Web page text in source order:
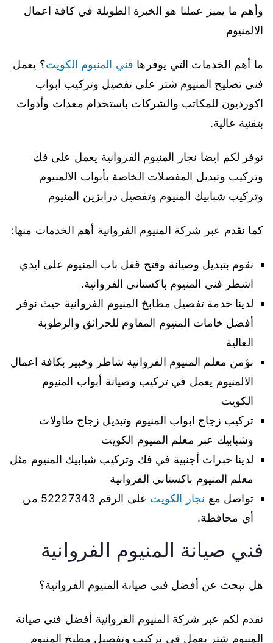
وأهم ما يميز عملنا هو الخبرة الطويلة في كافة اعمال
الالمنيوم
ما أهم الخدمات التي يوفرها فني المنيوم الكويت؟ يعمل
فني تصليح المنيوم شتر على تفصيل وتركيب ابواب
اكورديون للمكاتب والشركات باستخدام معدات وأدوات
بتقنية عالية.
نوفر لكم ايضا نجار المنيوم الفروانية يعمل على فك
وتركيب وتبديل المفصلات الخاصة بأبواب الالمنيوم
وتركيب شبابيك المنيوم وتفصيل درابزين المنيوم
كما نقدم عبر شركة المنيوم الفروانية أهم الخدمات منها:
نقوم بتبديل وصيانة وفتح قفل باب المنيوم على ايدي
اشطر فني المنيوم باكستاني الفروانية.
لدينا خدمة تفصيل مطابخ المنيوم الفروانية حيث نوفر
أفضل خامات المنيوم المقاوم للحرائق والرطوبة
العالية
نؤمن معلم المنيوم الفروانية شاطر وخبير بكافة اعمال
الالمنيوم يعمل في تركيب وصيانة أبواب المنيوم
الكويت
تركيب زجاج ابواب المنيوم وتبديل زجاج طاولات
وشبابيك عبر معلم المنيوم الكويت
لدينا خبرات أجنبية في فك وتركيب شبابيك المنيوم مثل
معلم المنيوم باكستاني الفروانية
تواصل مع نجار الكويت
على الرقم 52227343 من
أي محافظة.
فني صيانة المنيوم الفروانية
هل تبحث عن أفضل فني صيانة المنيوم الفروانية؟
نقدم لكم عبر شركة المنيوم الفروانية أفضل فني صيانة
المنيوم شتر يعمل في تركيب وتفصيل مطبخ المنيوم